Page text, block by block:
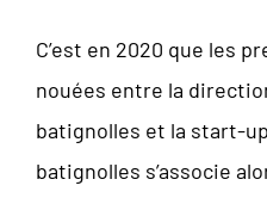
C’est en 2020 que les
nouées entre la
batignolles et la start-
batignolles s’associe